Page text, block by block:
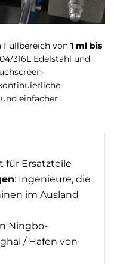
Füllbereich von 1 ml bis
316L Edelstahl und
einfacher
für Ersatzteile
: Ingenieure, die
im Ausland
Ningbo-
/ Hafen von